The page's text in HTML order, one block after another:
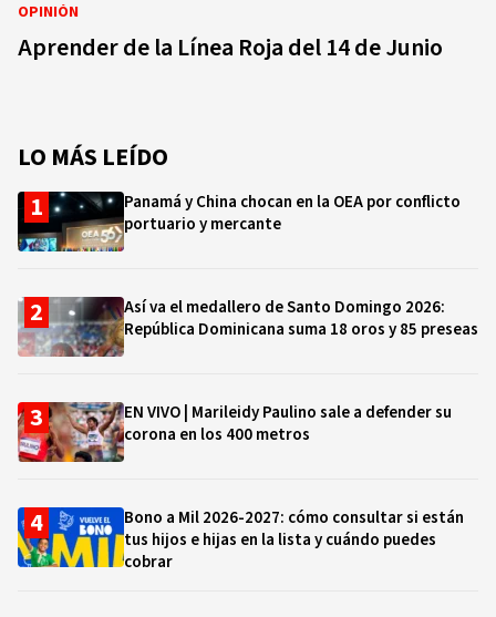
OPINIÓN
Aprender de la Línea Roja del 14 de Junio
LO MÁS LEÍDO
Panamá y China chocan en la OEA por conflicto
portuario y mercante
Así va el medallero de Santo Domingo 2026:
República Dominicana suma 18 oros y 85 preseas
EN VIVO | Marileidy Paulino sale a defender su
corona en los 400 metros
Bono a Mil 2026-2027: cómo consultar si están
tus hijos e hijas en la lista y cuándo puedes
cobrar